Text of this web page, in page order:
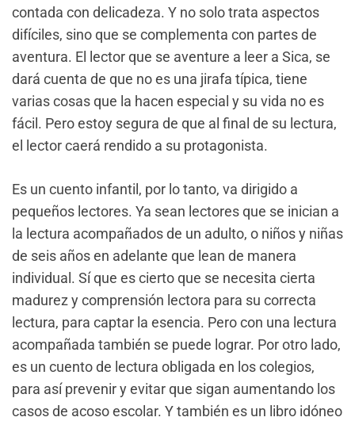
contada con delicadeza. Y no solo trata aspectos
difíciles, sino que se complementa con partes de
aventura. El lector que se aventure a leer a Sica, se
dará cuenta de que no es una jirafa típica, tiene
varias cosas que la hacen especial y su vida no es
fácil. Pero estoy segura de que al final de su lectura,
el lector caerá rendido a su protagonista.
Es un cuento infantil, por lo tanto, va dirigido a
pequeños lectores. Ya sean lectores que se inician a
la lectura acompañados de un adulto, o niños y niñas
de seis años en adelante que lean de manera
individual. Sí que es cierto que se necesita cierta
madurez y comprensión lectora para su correcta
lectura, para captar la esencia. Pero con una lectura
acompañada también se puede lograr. Por otro lado,
es un cuento de lectura obligada en los colegios,
para así prevenir y evitar que sigan aumentando los
casos de acoso escolar. Y también es un libro idóneo